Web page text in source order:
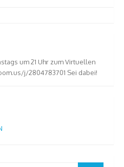
um 21 Uhr zum Virtuellen
j/2804783701 Sei dabei!